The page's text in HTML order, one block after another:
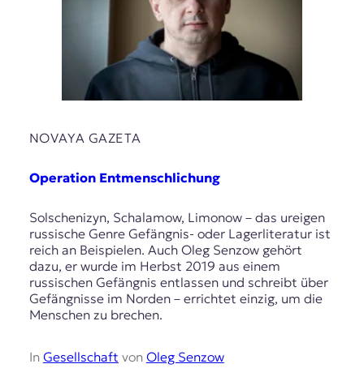
NOVAYA GAZETA
Operation Entmenschlichung
Solschenizyn, Schalamow, Limonow – das ureigen
russische Genre Gefängnis- oder Lagerliteratur ist
reich an Beispielen. Auch Oleg Senzow gehört
dazu, er wurde im Herbst 2019 aus einem
russischen Gefängnis entlassen und schreibt über
Gefängnisse im Norden – errichtet einzig, um die
Menschen zu brechen.
In Gesellschaft von Oleg Senzow